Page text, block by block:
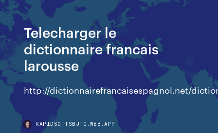
Telecharger le
dictionnaire francais
larousse
http://dictionnairefrancaisespagnol.net/
RAPIDSOFTSBJFG.WEB.APP